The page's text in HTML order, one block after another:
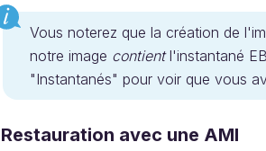
Vous noterez que la création de
notre image contientl'instantané
"Instantanés" pour voir que vous
Restauration avec une AMI